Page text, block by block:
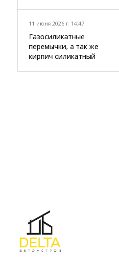
11 июня 2026 г. 14:47
Газосиликатные
перемычки, а так же
кирпич силикатный